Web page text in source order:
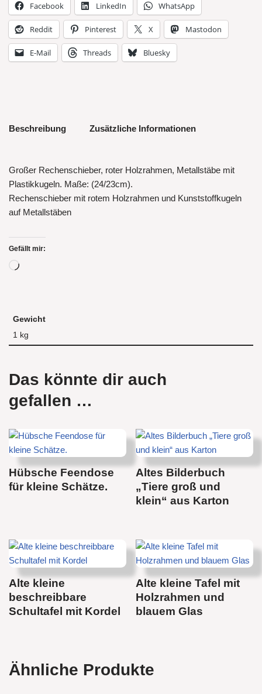
Facebook LinkedIn WhatsApp
Reddit Pinterest X Mastodon
E-Mail Threads Bluesky
Beschreibung Zusätzliche Informationen
Großer Rechenschieber, roter Holzrahmen, Metallstäbe mit
Plastikkugeln. Maße: (24/23cm).
Rechenschieber mit rotem Holzrahmen und Kunststoffkugeln
auf Metallstäben
Gefällt mir:
Gewicht
1 kg
Das könnte dir auch
gefallen …
Hübsche Feendose
für kleine Schätze.
Altes Bilderbuch
„Tiere groß und
klein“ aus Karton
Alte kleine
beschreibbare
Schultafel mit Kordel
Alte kleine Tafel mit
Holzrahmen und
blauem Glas
Ähnliche Produkte